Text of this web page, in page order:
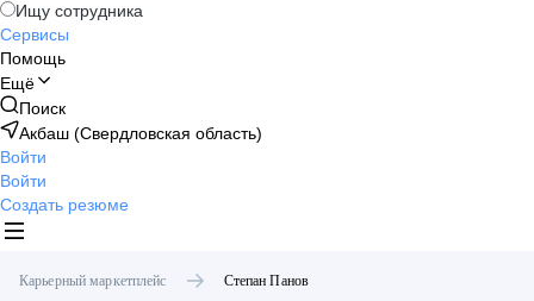
Ищу сотрудника
Сервисы
Помощь
Ещё
Поиск
Акбаш (Свердловская область)
Войти
Войти
Создать резюме
Карьерный маркетплейс Степан Панов